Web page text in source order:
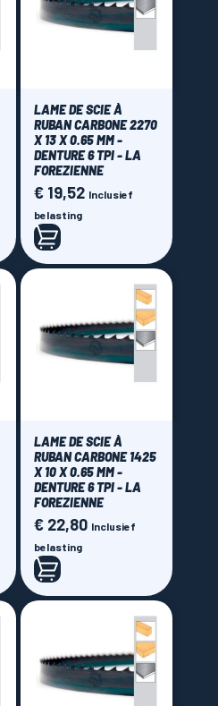
LAME DE SCIE À
RUBAN CARBONE 2270
X 13 X 0.65 MM -
DENTURE 6 TPI - LA
FOREZIENNE
Prijs
€ 19,52 Inclusief
belasting
LAME DE SCIE À
RUBAN CARBONE 1425
X 10 X 0.65 MM -
DENTURE 6 TPI - LA
FOREZIENNE
Prijs
€ 22,80 Inclusief
belasting